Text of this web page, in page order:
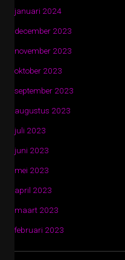
januari 2024
december 2023
november 2023
oktober 2023
september 2023
augustus 2023
juli 2023
juni 2023
mei 2023
april 2023
maart 2023
februari 2023